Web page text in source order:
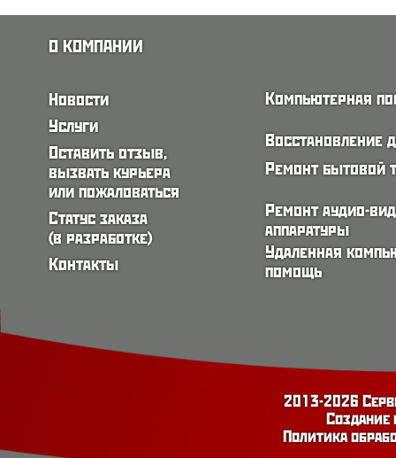
О КОМПАНИИ
Новости
Услуги
Оставить отзыв,
вызвать курьера
или пожаловаться
Статус заказа
(в разработке)
Контакты
Компьютерная
Восстановление
Ремонт бытовой
Ремонт аудио-
аппаратуры
Удаленная
помощь
2013-2026
Создание
Политика